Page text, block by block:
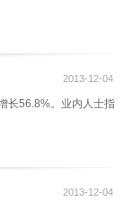
2013-12-04
长56.8%。业内人士指
2013-12-04